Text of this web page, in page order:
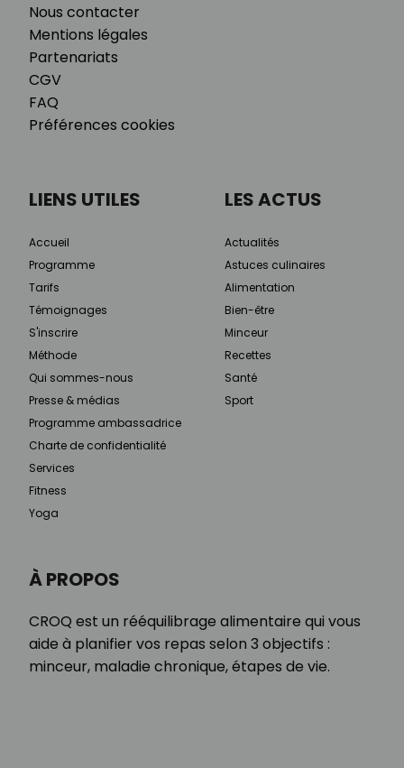
Nous contacter
Mentions légales
Partenariats
CGV
FAQ
Préférences cookies
À PROPOS
CROQ est un rééquilibrage alimentaire qui vous
aide à planifier vos repas selon 3 objectifs :
minceur, maladie chronique, étapes de vie.
LIENS UTILES
Accueil
Programme
Tarifs
Témoignages
S'inscrire
Méthode
Qui sommes-nous
Presse & médias
Programme ambassadrice
Charte de confidentialité
Services
Fitness
Yoga
LES ACTUS
Actualités
Astuces culinaires
Alimentation
Bien-être
Minceur
Recettes
Santé
Sport